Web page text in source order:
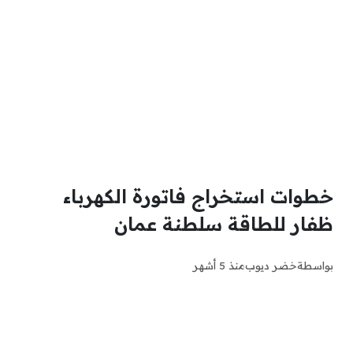
خطوات استخراج فاتورة الكهرباء
ظفار للطاقة سلطنة عمان
بواسطةخضر ديوبمنذ 5 أشهر